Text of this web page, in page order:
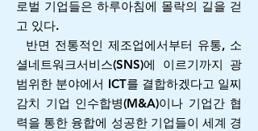
로벌 기업들은 하루아침에 몰락의 길을 걷
고 있다.
반면 전통적인 제조업에서부터 유통, 소
셜네트워크서비스(SNS)에 이르기까지 광
범위한 분야에서 ICT를 결합하겠다고 일찌
감치 기업 인수합병(M&A)이나 기업간 협
력을 통한 융합에 성공한 기업들이 세계 경